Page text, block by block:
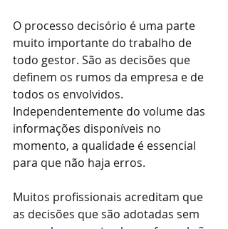
O processo decisório é uma parte
muito importante do trabalho de
todo gestor. São as decisões que
definem os rumos da empresa e de
todos os envolvidos.
Independentemente do volume das
informações disponíveis no
momento, a qualidade é essencial
para que não haja erros.
Muitos profissionais acreditam que
as decisões que são adotadas sem